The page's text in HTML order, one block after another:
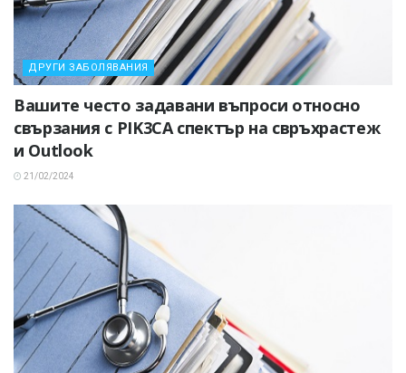
ДРУГИ ЗАБОЛЯВАНИЯ
Вашите често задавани въпроси относно
свързания с PIK3CA спектър на свръхрастеж
и Outlook
21/02/2024